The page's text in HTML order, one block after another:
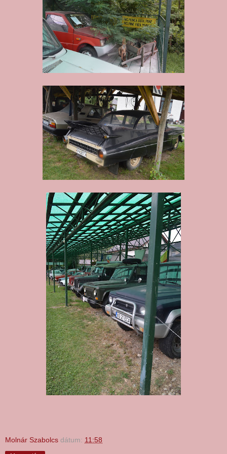
Molnár Szabolcs dátum: 11:58